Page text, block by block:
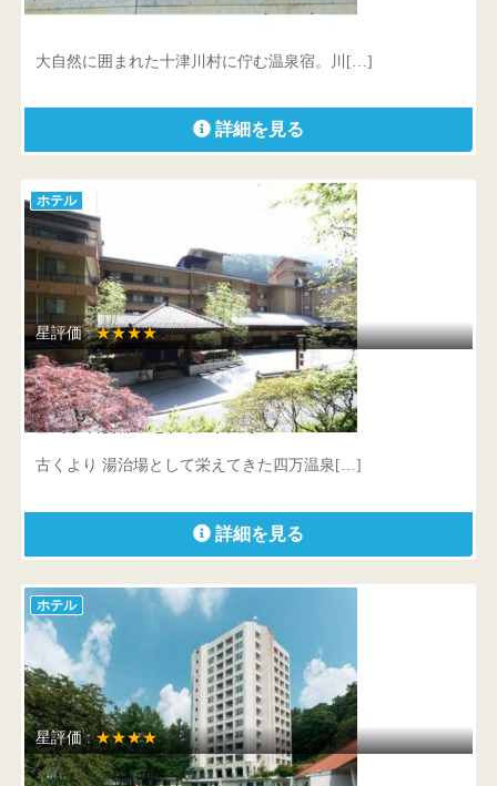
奈良県 吉野郡十津川村平谷946-1
大自然に囲まれた十津川村に佇む温泉宿。川[…]
詳細を見る
ホテル
星評価 :★★★★
四万温泉 やまぐち館
群馬県 吾妻郡中之条町大字四万甲3876-1
古くより 湯治場として栄えてきた四万温泉[…]
詳細を見る
ホテル
星評価 :★★★★